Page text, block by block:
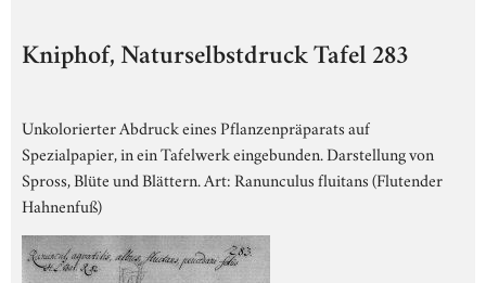
Kniphof, Naturselbstdruck Tafel 283
Unkolorierter Abdruck eines Pflanzenpräparats auf
Spezialpapier, in ein Tafelwerk eingebunden. Darstellung von
Spross, Blüte und Blättern. Art: Ranunculus fluitans (Flutender
Hahnenfuß)